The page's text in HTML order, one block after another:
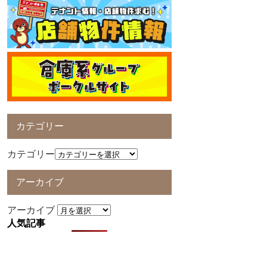
カテゴリー
カテゴリー
アーカイブ
アーカイブ
人気記事